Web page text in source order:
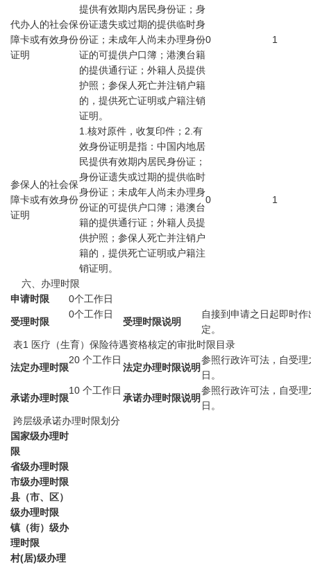
代办人的社会保
障卡或有效身份
证明
提供有效期内居民身份证；身
份证遗失或过期的提供临时身
份证；未成年人尚未办理身份
证的可提供户口簿；港澳台籍
的提供通行证；外籍人员提供
护照；参保人死亡并注销户籍
的，提供死亡证明或户籍注销
证明。
0 1
参保人的社会保
障卡或有效身份
证明
1.核对原件，收复印件；2.有
效身份证明是指：中国内地居
民提供有效期内居民身份证；
身份证遗失或过期的提供临时
身份证；未成年人尚未办理身
份证的可提供户口簿；港澳台
籍的提供通行证；外籍人员提
供护照；参保人死亡并注销户
籍的，提供死亡证明或户籍注
销证明。
0 1
六、办理时限
申请时限
0个工作日
受理时限
0个工作日
受理时限说明
自接到申请之日起即时
定。
表1 医疗（生育）保险待遇资格核定的审批时限目录
法定办理时限
20 个工作日
法定办理时限说明
参照行政许可法，自受
日。
承诺办理时限
10 个工作日
承诺办理时限说明
参照行政许可法，自受
日。
跨层级承诺办理时限划分
国家级办理时
限
省级办理时限
市级办理时限
县（市、区）
级办理时限
镇（街）级办
理时限
村(居)级办理